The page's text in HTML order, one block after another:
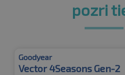
pozri
Goodyear
Vector 4Seasons Gen-2